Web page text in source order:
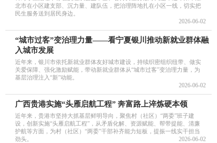
北市在小区建支部、沉力量、建队伍，把治理阵地扎在小区一线，切实把
民生服务送到居民身边。
2026-06-02
“城市过客”变治理力量——看宁夏银川推动新就业群体融
入城市发展
近年来，银川市依托新就业群体友好城市建设，持续织密组织纽带、做实
关爱保障、强化激励赋能，带动新就业群体从“城市过客”变治理力量，为
基层治理注入“新”动能。
2026-06-02
广西贵港实施“头雁启航工程” 奔富路上淬炼硬本领
近年来，贵港市坚持大抓基层鲜明导向，聚焦村（社区）“两委”班子建
设，创新实施“头雁启航工程”，从矛盾化解、资源赋能、帮带提能、清廉
护航等方面，为村（社区）“两委”干部补齐能力短板，提振一线实干担当
劲头。
2026-06-02